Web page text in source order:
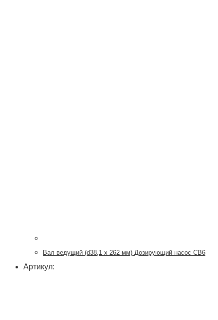
Вал ведущий (d38,1 х 262 мм) Дозирующий насос CB6
Артикул: